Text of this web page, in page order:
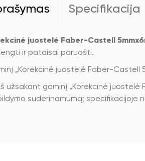
Specifikacija
juostelė Faber-Castell
ir pataisai paruošti.
„Korekcinė juostelė Faber-
užsakant gaminį „Korekcinė
suderinamumą; specifikacijoje